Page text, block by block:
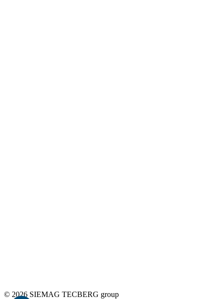
© 2026 SIEMAG TECBERG group